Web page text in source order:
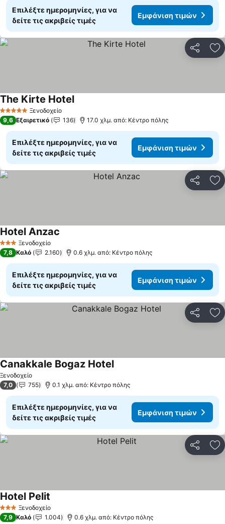
Επιλέξτε ημερομηνίες, για να
δείτε τις ακριβείς τιμές
Εμφάνιση τιμών
5 Αστέρια Ξενοδοχείο
The Kirte Hotel
9,6 Εξαιρετικό 136 17.0 χλμ. από: Κέντρο πόλης
Επιλέξτε ημερομηνίες, για να
δείτε τις ακριβείς τιμές
Εμφάνιση τιμών
3 ΑστέριαΞενοδοχείο
Hotel Anzac
7,8 Καλό 2.160 0.6 χλμ. από: Κέντρο πόλης
Επιλέξτε ημερομηνίες, για να
δείτε τις ακριβείς τιμές
Εμφάνιση τιμών
Ξενοδοχείο
Canakkale Bogaz Hotel
7,0 755 0.1 χλμ. από: Κέντρο πόλης
Επιλέξτε ημερομηνίες, για να
δείτε τις ακριβείς τιμές
Εμφάνιση τιμών
3 ΑστέριαΞενοδοχείο
Hotel Pelit
7,9 Καλό 1.004 0.6 χλμ. από: Κέντρο πόλης